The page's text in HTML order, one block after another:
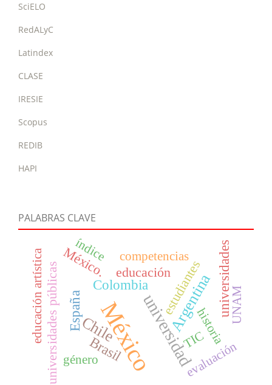
SciELO
RedALyC
Latindex
CLASE
IRESIE
Scopus
REDIB
HAPI
PALABRAS CLAVE
Méxicouniversidad
Argentina
Chile
Colombia
España universidades
Brasil
educación
universidades públicas estudiantes
México.
género evaluación
competencias
historia
índice
TIC
educación artística UNAM